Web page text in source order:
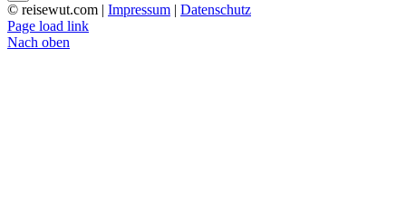
© reisewut.com | Impressum | Datenschutz
Page load link
Nach oben